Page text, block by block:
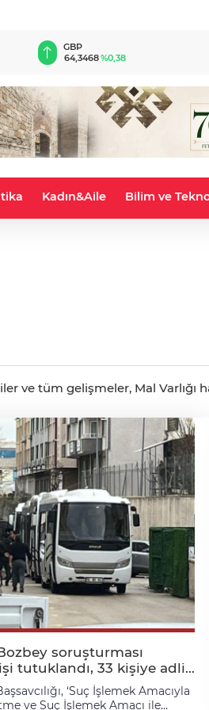
GBP
64,3468%0,38
Kadın&Aile Bilim ve
ve tüm gelişmeler, Mal Varlığı
soruşturması
tutuklandı, 33 kişiye adli
‘Suç İşlemek Amacıyla
ve Suç İşlemek Amacı ile